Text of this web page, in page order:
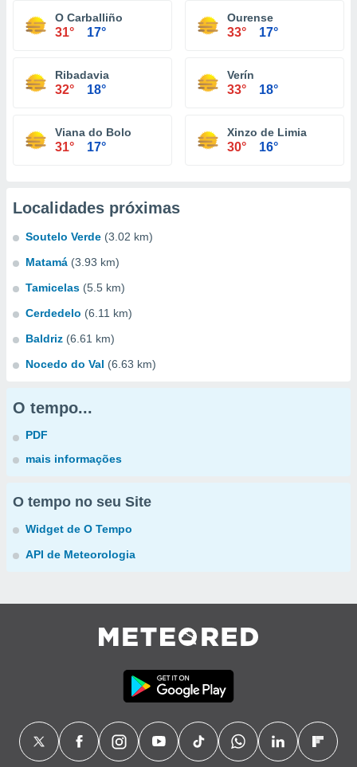
O Carballiño
31° 17°
Ourense
33° 17°
Ribadavia
32° 18°
Verín
33° 18°
Viana do Bolo
31° 17°
Xinzo de Limia
30° 16°
Localidades próximas
Soutelo Verde (3.02 km)
Matamá (3.93 km)
Tamicelas (5.5 km)
Cerdedelo (6.11 km)
Baldriz (6.61 km)
Nocedo do Val (6.63 km)
O tempo...
PDF
mais informações
O tempo no seu Site
Widget de O Tempo
API de Meteorologia